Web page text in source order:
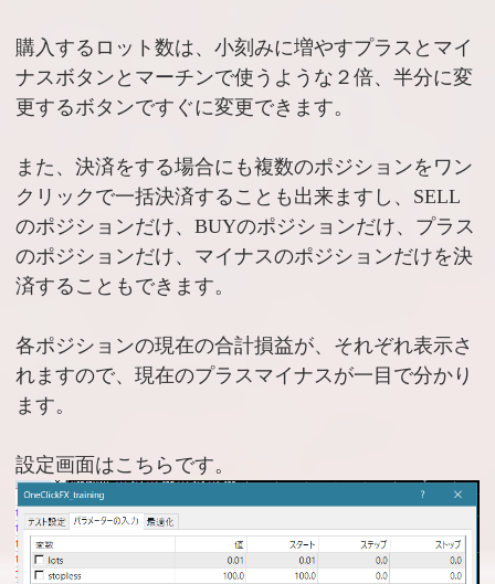
購入するロット数は、小刻みに増やすプラスとマイ
ナスボタンとマーチンで使うような２倍、半分に変
更するボタンですぐに変更できます。
また、決済をする場合にも複数のポジションをワン
クリックで一括決済することも出来ますし、SELL
のポジションだけ、BUYのポジションだけ、プラス
のポジションだけ、マイナスのポジションだけを決
済することもできます。
各ポジションの現在の合計損益が、それぞれ表示さ
れますので、現在のプラスマイナスが一目で分かり
ます。
設定画面はこちらです。